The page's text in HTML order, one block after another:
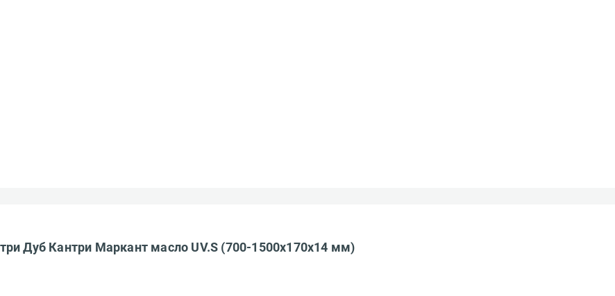
Дуб Кантри Маркант масло UV.S (700-1500x170x14 мм)
Оставить отзыв